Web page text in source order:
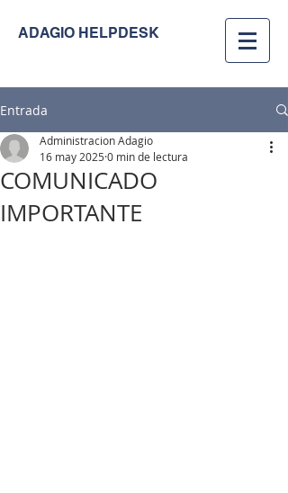
ADAGIO HELPDESK
Entrada
COMUNICADO
IMPORTANTE
Administracion Adagio
16 may 2025 0 min de lectura